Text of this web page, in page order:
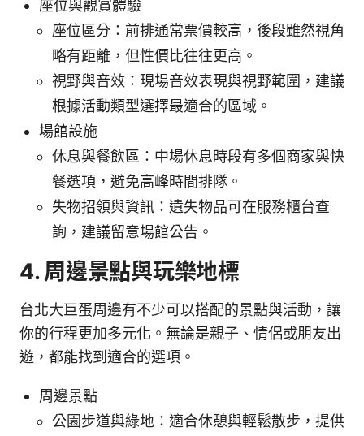
座位與觀賞體驗
座位區分：前排通常票價較高，後段雖然視角
略有距離，但性價比往往更高。
視野與音效：現場音效表現與視野範圍，建議
根據活動類型選擇最適合的區域。
場館設施
休息與餐飲區：中場休息時段有多個商家與快
餐選項，避免高峰時間排隊。
失物招領與資訊：遺失物品可在服務櫃台查
詢，建議留意場館公告。
4. 周邊景點與玩樂地標
台北大巨蛋周邊有不少可以搭配的景點與活動，讓
你的行程更加多元化。無論是親子、情侶或朋友出
遊，都能找到適合的選項。
周邊景點
公園步道與綠地：適合休憩與輕鬆散步，提供